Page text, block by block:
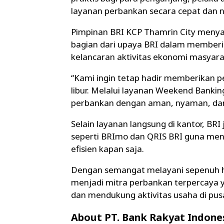
layanan perbankan secara cepat dan
Pimpinan BRI KCP Thamrin City
bagian dari upaya BRI dalam
kelancaran aktivitas ekonomi
“Kami ingin tetap hadir memberikan
libur. Melalui layanan Weekend
perbankan dengan aman, nyaman,
Selain layanan langsung di kantor,
seperti BRImo dan QRIS BRI guna
efisien kapan saja.
Dengan semangat melayani
menjadi mitra perbankan terpercaya
dan mendukung aktivitas usaha di
About PT. Bank Rakyat